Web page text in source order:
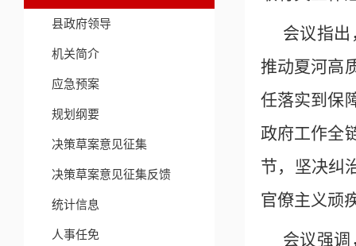
县政府领导
机关简介
应急预案
规划纲要
决策草案意见征集
决策草案意见征集反馈
统计信息
人事任免
会议指
推动夏河高
任落实到保
政府工作全
节，坚决纠
官僚主义顽
会议强